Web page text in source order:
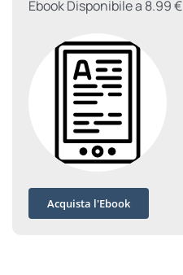
Ebook Disponibile a 8.99 €
Acquista l'Ebook